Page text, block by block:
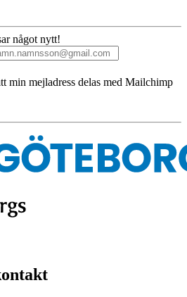
något nytt!
min mejladress delas med Mailchimp